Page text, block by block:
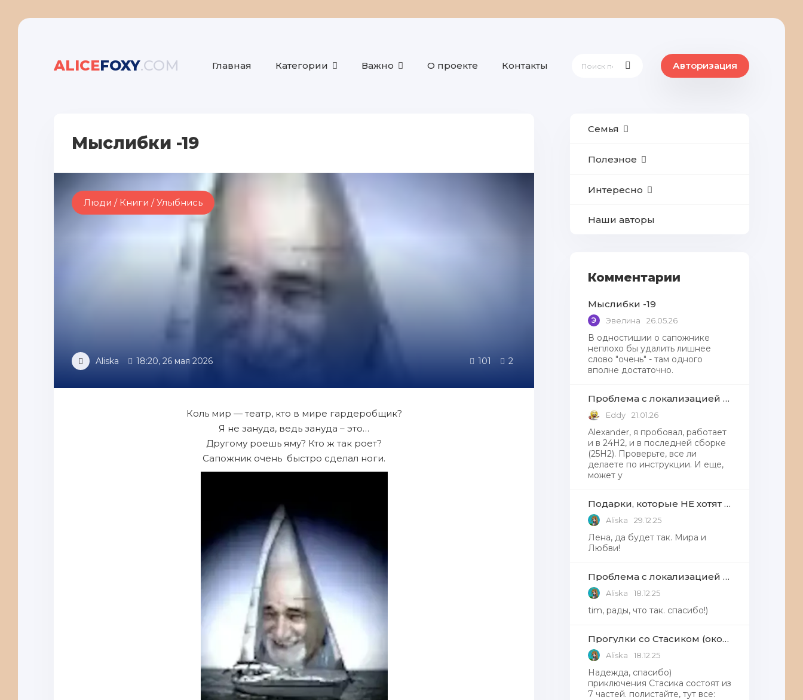
ALICEFOXY.COM Главная Категории Важно О проекте Контакты Авторизация
Мыслибки -19
Люди / Книги / Улыбнись
Aliska 18:20, 26 мая 2026 101 2
Коль мир — театр, кто в мире гардеробщик?
Я не зануда, ведь зануда – это…
Другому роешь яму? Кто ж так роет?
Сапожник очень быстро сделал ноги.
Семья
Полезное
Интересно
Наши авторы
Комментарии
Мыслибки -19
Э Эвелина 26.05.26
В одностишии о сапожнике
неплохо бы удалить лишнее
слово "очень" - там одного
вполне достаточно.
Проблема с локализацией языков Windows Defender, Microsoft Store в Windows 11
Eddy 21.01.26
Alexander, я пробовал, работает
и в 24H2, и в последней сборке
(25H2). Проверьте, все ли
делаете по инструкции. И еще,
может у
Подарки, которые НЕ хотят получать от Деда Мороза
Aliska 29.12.25
Лена, да будет так. Мира и
Любви!
Проблема с локализацией языков Windows Defender, Microsoft Store в Windows 11
Aliska 18.12.25
tim, рады, что так. спасибо!)
Прогулки со Стасиком (окончание)
Aliska 18.12.25
Надежда, спасибо)
приключения Стасика состоят из
7 частей. полистайте, тут все: